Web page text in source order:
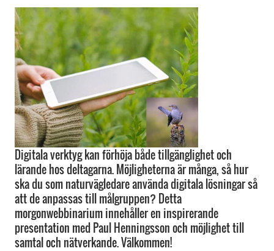
Digitala verktyg kan förhöja både tillgänglighet och
lärande hos deltagarna. Möjligheterna är många, så hur
ska du som naturvägledare använda digitala lösningar så
att de anpassas till målgruppen? Detta
morgonwebbinarium innehåller en inspirerande
presentation med Paul Henningsson och möjlighet till
samtal och nätverkande. Välkommen!